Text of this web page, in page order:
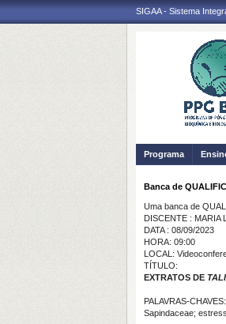
SIGAA - Sistema
Programa
Banca de
Uma banca de
DISCENTE : MARIA
DATA : 08/09/2023
HORA: 09:00
LOCAL:
TÍTULO:
EXTRATOS DE T
PALAVRAS-CHAVES:
Sapindaceae;